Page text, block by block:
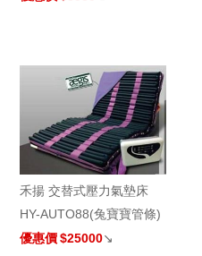
禾揚 交替式壓力氣墊床
HY-AUTO88(兔寶寶管條)
優惠價 $25000↘